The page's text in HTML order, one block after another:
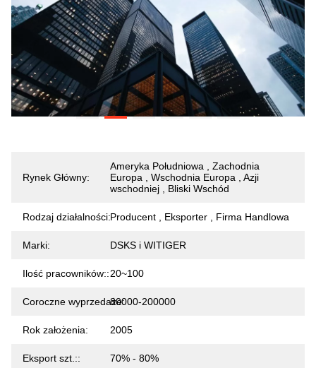
Rynek Główny:
Ameryka Południowa , Zachodnia
Europa , Wschodnia Europa , Azji
wschodniej , Bliski Wschód
Rodzaj działalności:Producent , Eksporter , Firma Handlowa
Marki: DSKS i WITIGER
Ilość pracowników::20~100
Coroczne wyprzedaże:80000-200000
Rok założenia: 2005
Eksport szt.:: 70% - 80%